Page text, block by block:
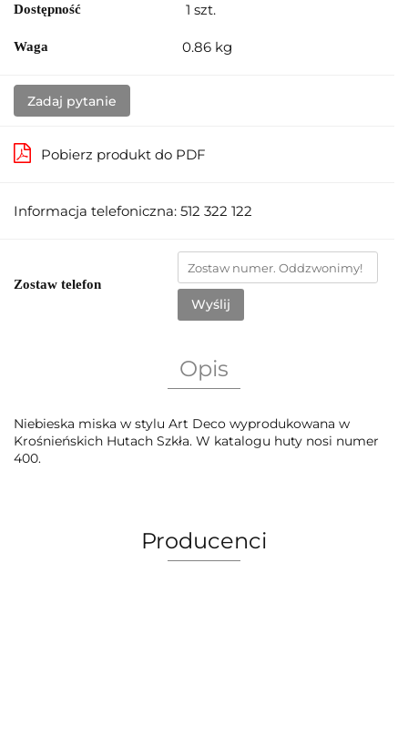
Dostępność 1 szt.
Waga 0.86 kg
Zadaj pytanie
Pobierz produkt do PDF
Informacja telefoniczna: 512 322 122
Zostaw telefon
Wyślij
Opis
Niebieska miska w stylu Art Deco wyprodukowana w
Krośnieńskich Hutach Szkła. W katalogu huty nosi numer
400.
Producenci